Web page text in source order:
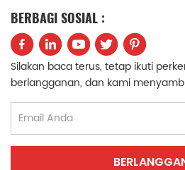
BERBAGI SOSIAL :
Silakan baca terus, tetap ikuti
berlangganan, dan kami